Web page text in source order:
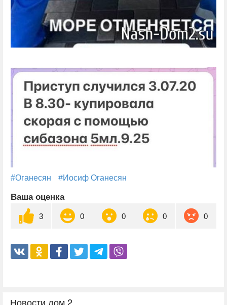
#Оганесян #Иосиф Оганесян
Ваша оценка
3 0 0 0 0
Новости дом 2